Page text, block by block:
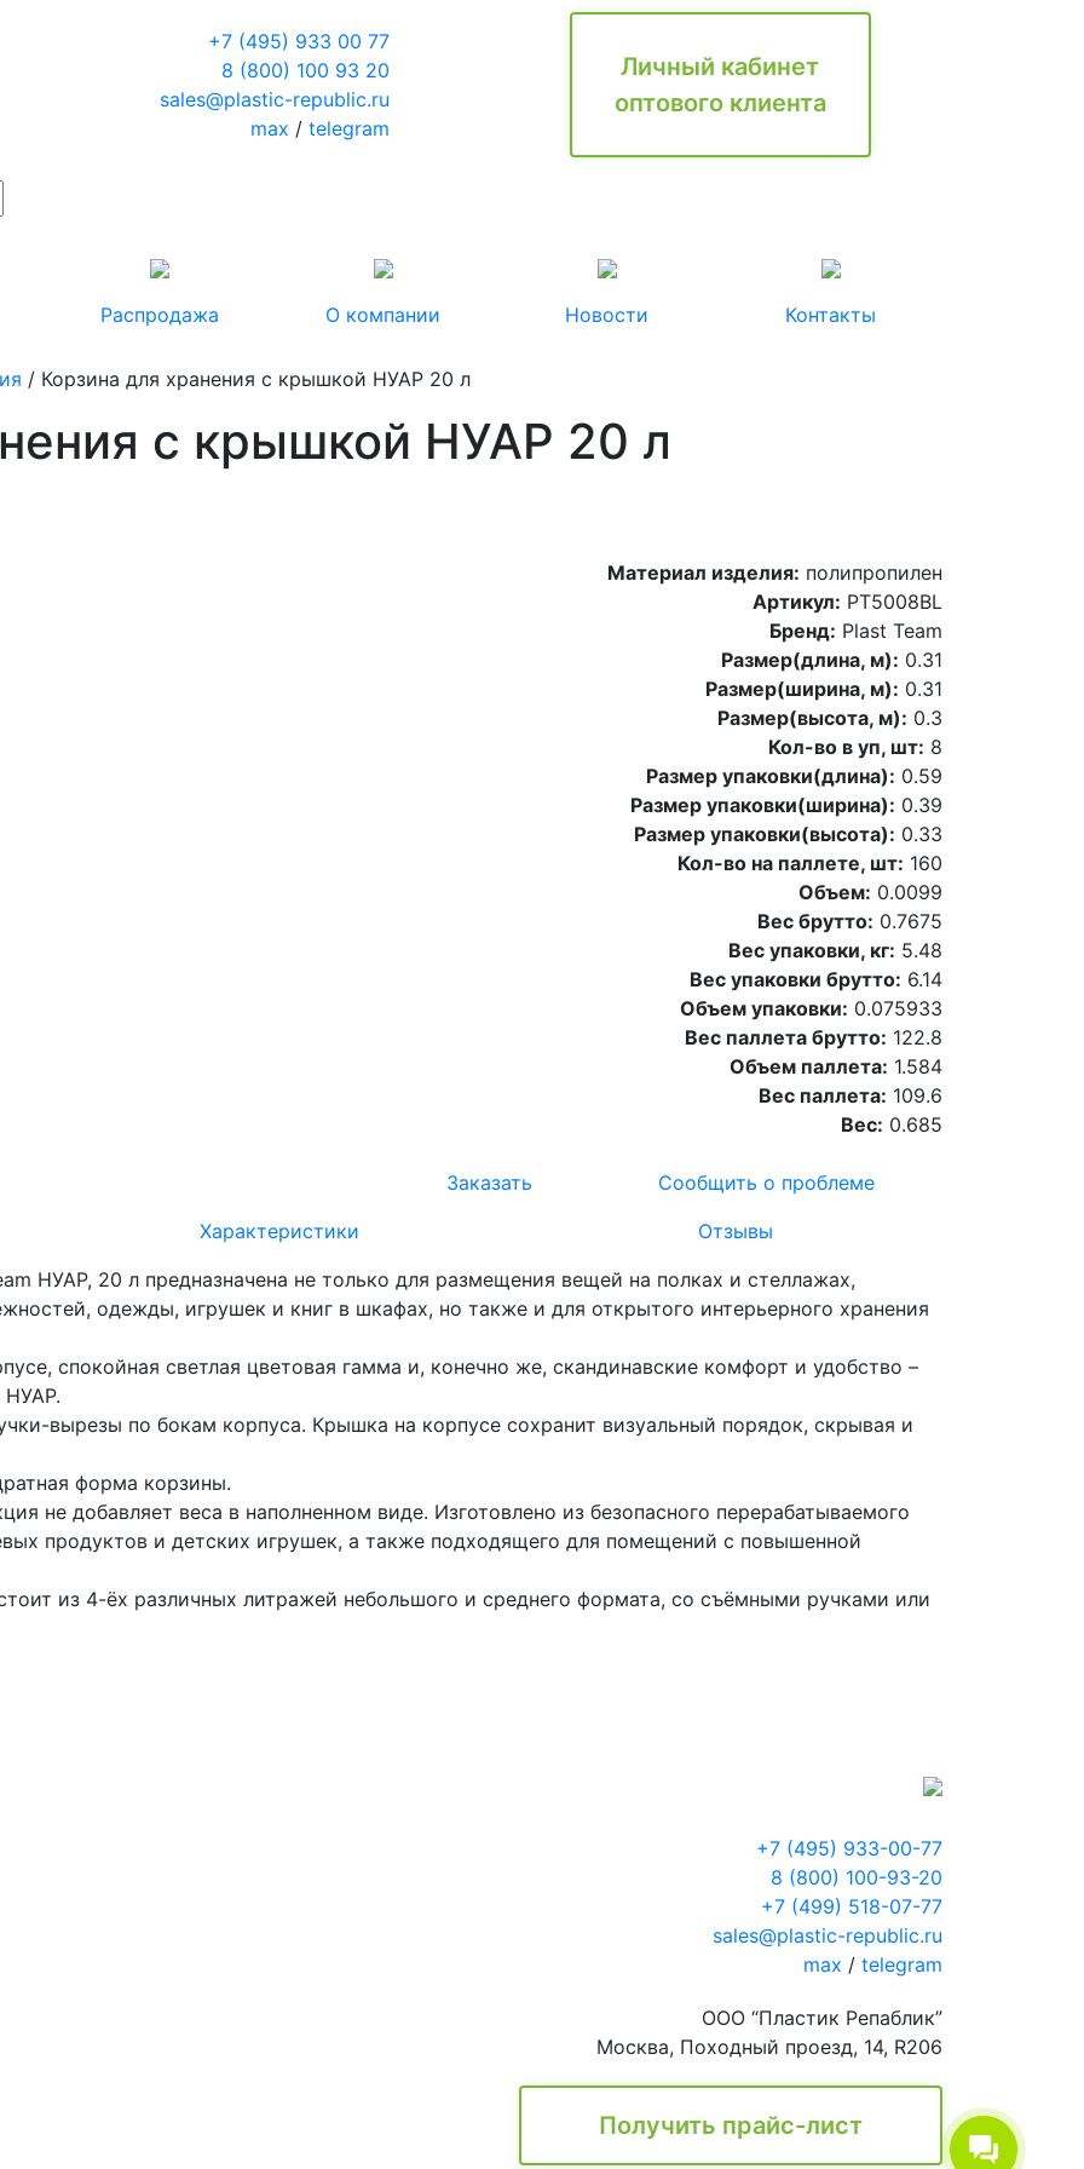
+7 (495) 933 00 77
8 (800) 100 93 20
sales@plastic-republic.ru
max / telegram
Личный кабинет
оптового клиента
Распродажа О компании Новости Контакты
/ Корзина для хранения с крышкой НУАР 20 л
с крышкой НУАР 20 л
Материал изделия: полипропилен
Артикул: PT5008BL
Бренд: Plast Team
Размер(длина, м): 0.31
Размер(ширина, м): 0.31
Размер(высота, м): 0.3
Кол-во в уп, шт: 8
Размер упаковки(длина): 0.59
Размер упаковки(ширина): 0.39
Размер упаковки(высота): 0.33
Кол-во на паллете, шт: 160
Объем: 0.0099
Вес брутто: 0.7675
Вес упаковки, кг: 5.48
Вес упаковки брутто: 6.14
Объем упаковки: 0.075933
Вес паллета брутто: 122.8
Объем паллета: 1.584
Вес паллета: 109.6
Вес: 0.685
Заказать
Сообщить о проблеме
Характеристики
Отзывы
НУАР, 20 л предназначена не только для размещения вещей на полках и стеллажах,
одежды, игрушек и книг в шкафах, но также и для открытого интерьерного хранения
спокойная светлая цветовая гамма и, конечно же, скандинавские комфорт и удобство –
НУАР.
вырезы по бокам корпуса. Крышка на корпусе сохранит визуальный порядок, скрывая и
форма корзины.
не добавляет веса в наполненном виде. Изготовлено из безопасного перерабатываемого
продуктов и детских игрушек, а также подходящего для помещений с повышенной
из 4-ёх различных литражей небольшого и среднего формата, со съёмными ручками или
+7 (495) 933-00-77
8 (800) 100-93-20
+7 (499) 518-07-77
sales@plastic-republic.ru
max / telegram
ООО “Пластик Репаблик”
Москва, Походный проезд, 14, R206
Получить прайс-лист